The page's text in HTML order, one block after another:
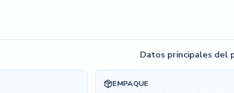
Datos principales del
EMPAQUE